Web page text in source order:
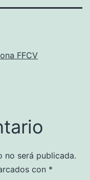
FFCV
no será publicada.
con *